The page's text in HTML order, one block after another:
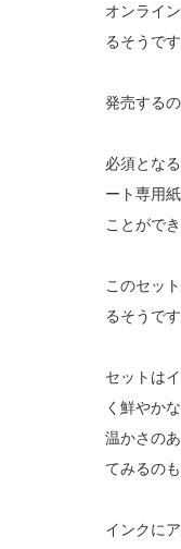
オンライ
るそうです
発売する
必須とな
ート専用
ことがで
このセッ
るそうです
セットは
く鮮やか
温かさの
てみるの
インクに